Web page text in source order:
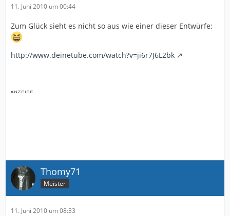
11. Juni 2010 um 00:44
Zum Glück sieht es nicht so aus wie einer dieser Entwürfe:
http://www.deinetube.com/watch?v=ji6r7J6L2bk
Thomy71
Meister
11. Juni 2010 um 08:33